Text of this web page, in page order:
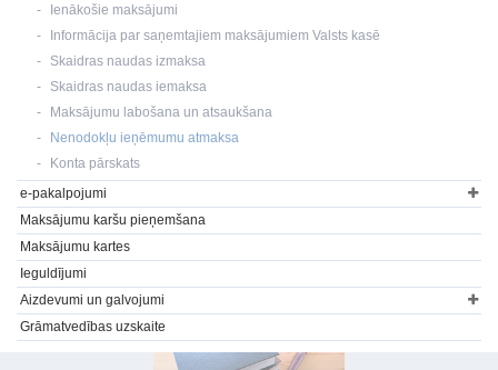
Ienākošie maksājumi
Informācija par saņemtajiem maksājumiem Valsts kasē
Skaidras naudas izmaksa
Skaidras naudas iemaksa
Maksājumu labošana un atsaukšana
Nenodokļu ieņēmumu atmaksa
Konta pārskats
e-pakalpojumi
Maksājumu karšu pieņemšana
Maksājumu kartes
Ieguldījumi
Aizdevumi un galvojumi
Grāmatvedības uzskaite